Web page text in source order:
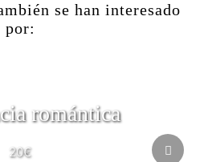
se han interesado
por:
romántica
20€